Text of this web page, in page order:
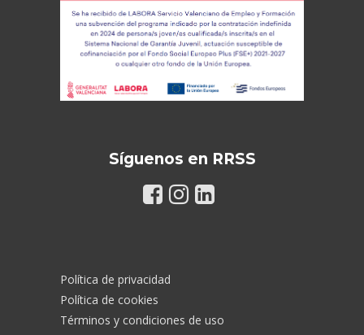
Síguenos en RRSS
Política de privacidad
Política de cookies
Términos y condiciones de uso